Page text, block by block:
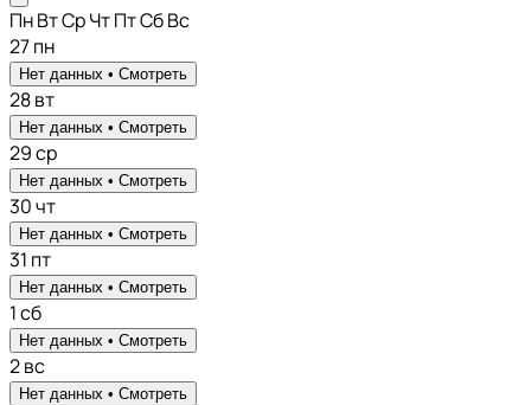
ПнВтСрЧтПтСбВс
27пн
Нет данных • Смотреть
28вт
Нет данных • Смотреть
29ср
Нет данных • Смотреть
30чт
Нет данных • Смотреть
31 пт
Нет данных • Смотреть
1сб
Нет данных • Смотреть
2вс
Нет данных • Смотреть